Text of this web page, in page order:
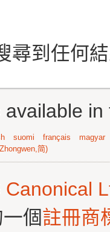
尋到任何
suomi français
magyar
简)
Canonical
個註冊商